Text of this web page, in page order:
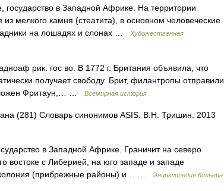
в Западной Африке. На территории
мелкого камня (стеатита), в основном человеческие
на лошадях и слонах …
Художественная
рик. гос во. В 1772 г. Британия объявила, что
получает свободу. Брит, филантропы отправили
Фритаун,… …
Всемирная история
(281) Словарь синонимов ASIS. В.Н. Тришин. 2013
в Западной Африке. Граничит на северо
востоке с Либерией, на юго западе и западе
(прибрежные районы) и… …
Энциклопедия Кольера